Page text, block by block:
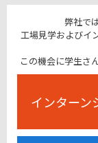
弊社で
工場見学およびイ
この機会に学生さ
インターン